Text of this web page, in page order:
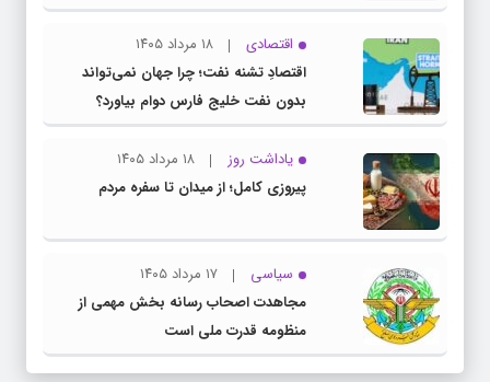
اقتصادی
۱۸ مرداد ۱۴۰۵
اقتصادِ تشنه‌ نفت؛ چرا جهان نمی‌تواند
بدون نفت خلیج فارس دوام بیاورد؟
یاداشت روز
۱۸ مرداد ۱۴۰۵
پیروزی کامل؛ از میدان تا سفره مردم
سیاسی
۱۷ مرداد ۱۴۰۵
مجاهدت اصحاب رسانه بخش مهمی از
منظومه قدرت ملی است